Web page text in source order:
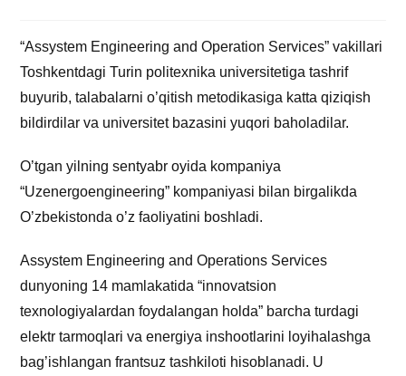
“Assystem Engineering and Operation Services” vakillari
Toshkentdagi Turin politexnika universitetiga tashrif
buyurib, talabalarni o’qitish metodikasiga katta qiziqish
bildirdilar va universitet bazasini yuqori baholadilar.
O’tgan yilning sentyabr oyida kompaniya
“Uzenergoengineering” kompaniyasi bilan birgalikda
O’zbekistonda o’z faoliyatini boshladi.
Assystem Engineering and Operations Services
dunyoning 14 mamlakatida “innovatsion
texnologiyalardan foydalangan holda” barcha turdagi
elektr tarmoqlari va energiya inshootlarini loyihalashga
bag’ishlangan frantsuz tashkiloti hisoblanadi. U